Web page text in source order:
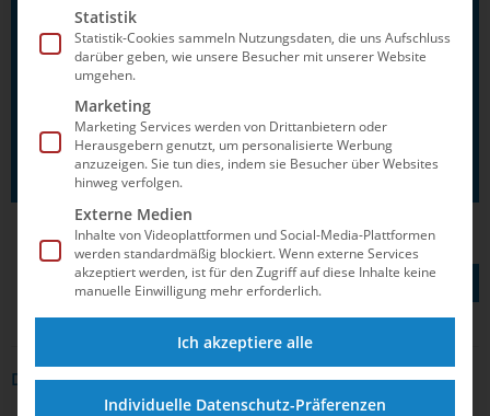
Team Bochum 29
SV Cannstatt 28
SV Halle 27
SG Stadtwerke München 27
SG Neuss 25
TEILEN AUF
DAS KÖNNTE DICH AUCH INTERRESSIEREN
Statistik
Statistik-Cookies sammeln Nutzungsdaten, die uns Aufschluss
darüber geben, wie unsere Besucher mit unserer Website
umgehen.
Marketing
Marketing Services werden von Drittanbietern oder
Herausgebern genutzt, um personalisierte Werbung
anzuzeigen. Sie tun dies, indem sie Besucher über Websites
hinweg verfolgen.
Externe Medien
Inhalte von Videoplattformen und Social-Media-Plattformen
werden standardmäßig blockiert. Wenn externe Services
akzeptiert werden, ist für den Zugriff auf diese Inhalte keine
manuelle Einwilligung mehr erforderlich.
Ich akzeptiere alle
Individuelle Datenschutz-Präferenzen